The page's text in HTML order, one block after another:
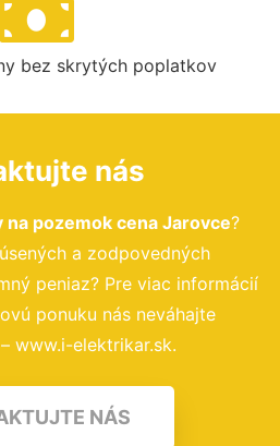
bez skrytých poplatkov
nás
pozemok cena Jarovce?
a zodpovedných
peniaz? Pre viac informácií
ponuku nás neváhajte
www.i-elektrikar.sk.
NÁS